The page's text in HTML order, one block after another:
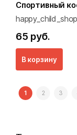
Спортивный
65 руб.
В корзину
1 2 3